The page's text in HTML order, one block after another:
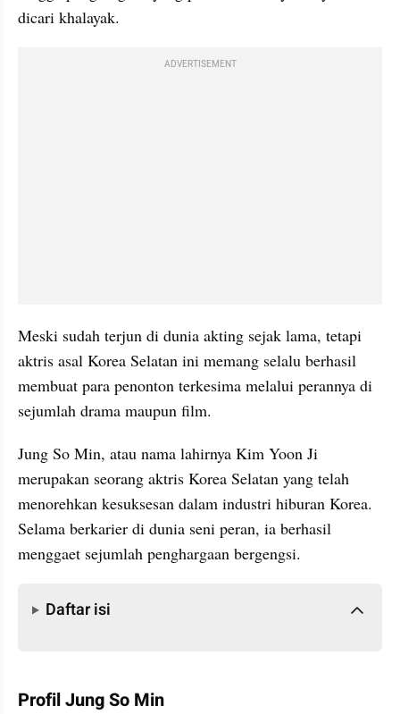
dicari khalayak.
ADVERTISEMENT
Meski sudah terjun di dunia akting sejak lama, tetapi
aktris asal Korea Selatan ini memang selalu berhasil
membuat para penonton terkesima melalui perannya di
sejumlah drama maupun film.
Jung So Min, atau nama lahirnya Kim Yoon Ji
merupakan seorang aktris Korea Selatan yang telah
menorehkan kesuksesan dalam industri hiburan Korea.
Selama berkarier di dunia seni peran, ia berhasil
menggaet sejumlah penghargaan bergengsi.
Daftar isi
Profil Jung So Min